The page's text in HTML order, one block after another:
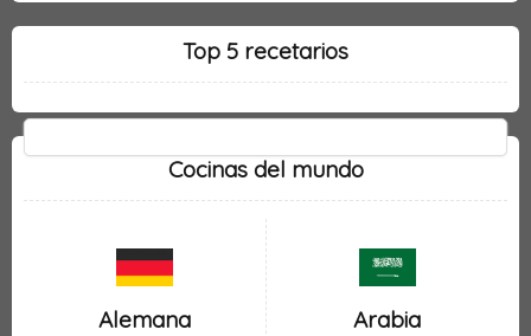
Top 5 recetarios
Cocinas del mundo
Alemana Arabia